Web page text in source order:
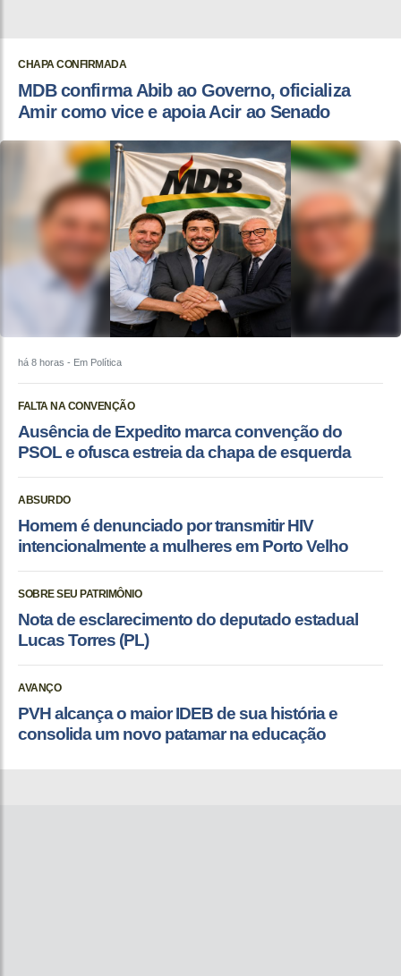
CHAPA CONFIRMADA
MDB confirma Abib ao Governo, oficializa
Amir como vice e apoia Acir ao Senado
há 8 horas - Em Política
FALTA NA CONVENÇÃO
Ausência de Expedito marca convenção do
PSOL e ofusca estreia da chapa de esquerda
ABSURDO
Homem é denunciado por transmitir HIV
intencionalmente a mulheres em Porto Velho
SOBRE SEU PATRIMÔNIO
Nota de esclarecimento do deputado estadual
Lucas Torres (PL)
AVANÇO
PVH alcança o maior IDEB de sua história e
consolida um novo patamar na educação